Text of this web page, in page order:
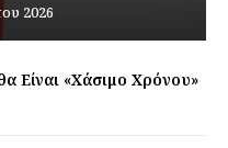
2026
Είναι «Χάσιμο Χρόνου»